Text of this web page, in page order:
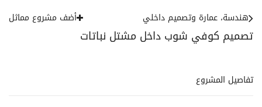
تصميم كوفي شوب داخل مشتل نباتات
هندسة، عمارة وتصميم داخلي أضف مشروع مماثل
تفاصيل المشروع